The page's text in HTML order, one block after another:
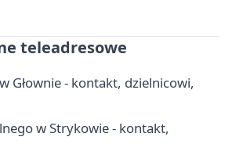
teleadresowe
Głownie - kontakt, dzielnicowi,
w Strykowie - kontakt,